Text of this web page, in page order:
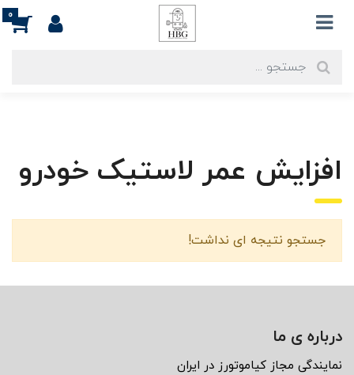
0
افزایش عمر لاستیک خودرو
جستجو نتیجه ای نداشت!
درباره ی ما
نمايندگى مجاز كياموتورز در ايران